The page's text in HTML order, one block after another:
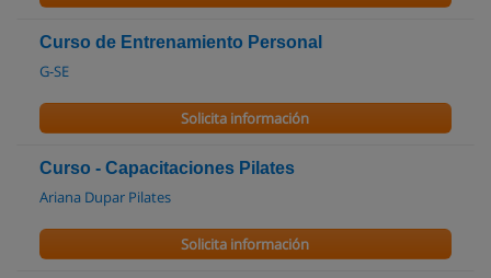
Curso de Entrenamiento Personal
G-SE
Solicita información
Curso - Capacitaciones Pilates
Ariana Dupar Pilates
Solicita información